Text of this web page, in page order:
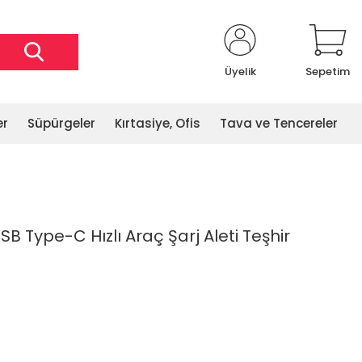
Üyelik Sepetim
Süpürgeler Kırtasiye, Ofis Tava ve Tencereler
Type-C Hızlı Araç Şarj Aleti Teşhir